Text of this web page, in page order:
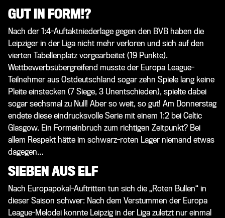
GUT IN FORM!?
Nach der 1:4-Auftaktniederlage gegen den BVB haben die
Leipziger in der Liga nicht mehr verloren und sich auf den
vierten Tabellenplatz vorgearbeitet (19 Punkte).
Wettbewerbsübergreifend musste der Europa League-
Teilnehmer aus Ostdeutschland sogar zehn Spiele lang keine
Pleite einstecken (7 Siege, 3 Unentschieden), spielte dabei
sogar sechsmal zu Null! Aber so weit, so gut! Am Donnerstag
endete diese eindrucksvolle Serie mit einem 1:2 bei Celtic
Glasgow. Ein Formeinbruch zum richtigen Zeitpunkt? Bei
allem Respekt hätte im schwarz-roten Lager niemand etwas
dagegen…
SIEBEN AUS ELF
Nach Europapokal-Auftritten tun sich die „Roten Bullen“ in
dieser Saison schwer: Nach dem Verstummen der Europa
League-Melodei konnte Leipzig in der Liga zuletzt nur einmal